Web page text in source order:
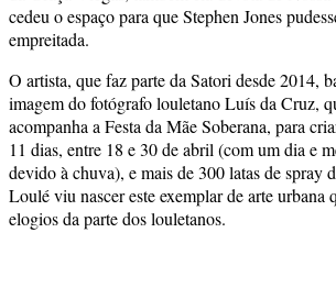
cedeu o espaço para que Stephen Jones
empreitada.
O artista, que faz parte da Satori desde 2014,
imagem do fotógrafo louletano Luís da Cruz,
acompanha a Festa da Mãe Soberana, para
11 dias, entre 18 e 30 de abril (com um dia e
devido à chuva), e mais de 300 latas de spray
Loulé viu nascer este exemplar de arte urbana
elogios da parte dos louletanos.